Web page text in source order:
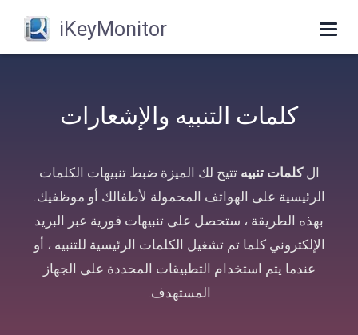
Toggle
navigation
iKeyMonitor
كلمات التنبيه والإشعارات
ال كلمات تنبيه تتيح لك الميزة ضبط تنبيهات الكلمات
الرئيسية على الهواتف المحمولة لأطفالك أو موظفيك.
بهذه الطريقة ، ستحصل على تنبيهات فورية عبر البريد
الإلكتروني كلما تم تشغيل الكلمات الرئيسية للتنبيه ، أو
عندما يتم استخدام التطبيقات المحددة على الجهاز
المستهدف.